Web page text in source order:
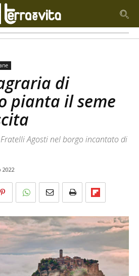
di
pianta il seme
Fratelli Agosti nel borgo incantato di
2022